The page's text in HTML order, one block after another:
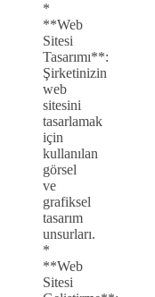
*
**Web
Sitesi
Tasarımı**:
Şirketinizin
web
sitesini
tasarlamak
için
kullanılan
görsel
ve
grafiksel
tasarım
unsurları.
*
**Web
Sitesi